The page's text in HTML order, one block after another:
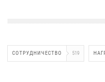
СОТРУДНИЧЕСТВО 519